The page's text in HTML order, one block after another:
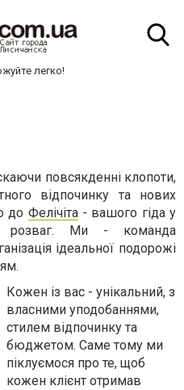
легко!
повсякденні клопоти,
відпочинку та нових
до Фелічіта- вашого гіда у
розваг. Ми - команда
ідеальної подорожі
Кожен із вас - унікальний, з
власними уподобаннями,
стилем відпочинку та
бюджетом. Саме тому ми
піклуємося про те, щоб
кожен клієнт отримав